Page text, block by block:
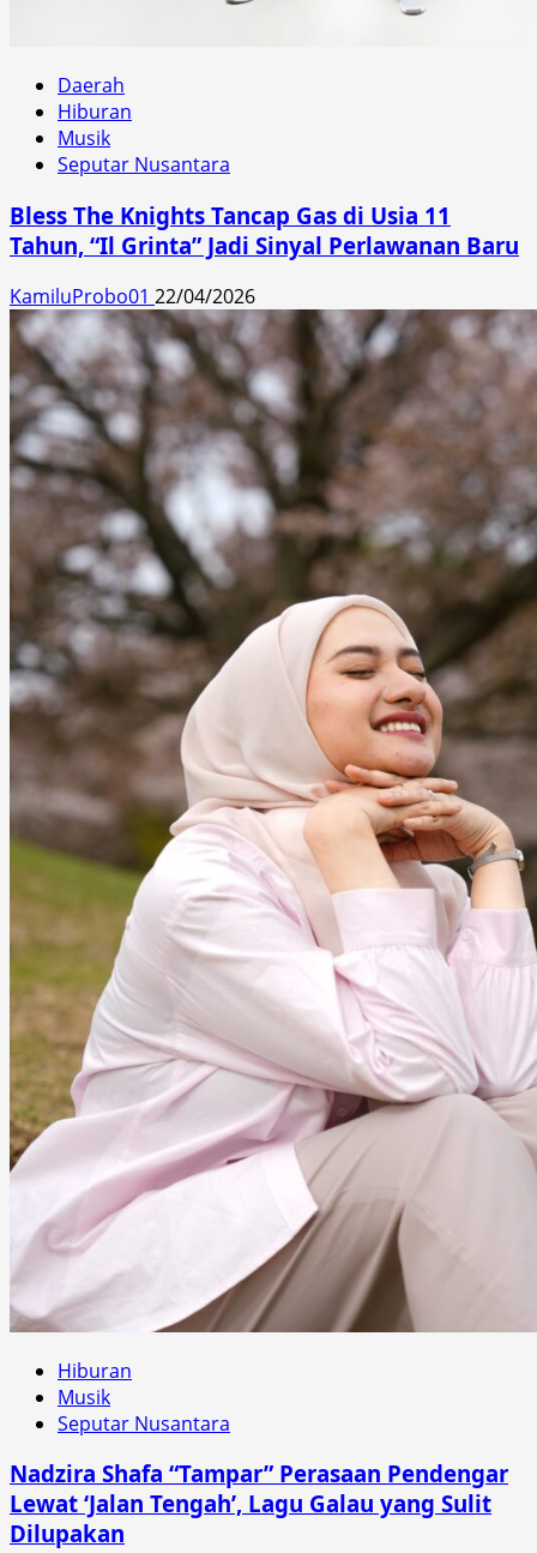
Daerah
Hiburan
Musik
Seputar Nusantara
Bless The Knights Tancap Gas di Usia 11
Tahun, “Il Grinta” Jadi Sinyal Perlawanan Baru
KamiluProbo01 22/04/2026
Hiburan
Musik
Seputar Nusantara
Nadzira Shafa “Tampar” Perasaan Pendengar
Lewat ‘Jalan Tengah’, Lagu Galau yang Sulit
Dilupakan